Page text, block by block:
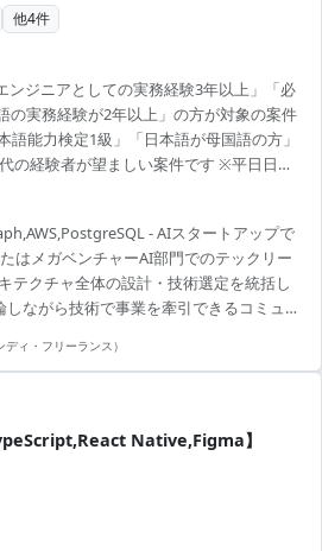
他4件
ンジニアとしての実務経験3年以上」「必
の実務経験が2年以上」の方が対象の案件
能力検定1級」「日本語が母国語の方」
の経験者が望ましい案件です ※平日日中
た方がスムーズです ----------------------------
ャ全体の設計および技術選定の統括 - 経営
陣との技術的対話・意思決定 - AI...
- AIスタートアップで
はメガベンチャーAI部門でのテックリー
テクチャ全体の設計・技術選定を統括し
ながら技術で事業を牽引できるコミュニ
ィ・フリーランス）
Native,Figma】